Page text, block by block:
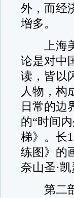
外，而经
增多。
上海美
论是对中
读，皆以
人物，构
日常的边
的“时间
梯》。长
练图》的
奈山圣·
第二部